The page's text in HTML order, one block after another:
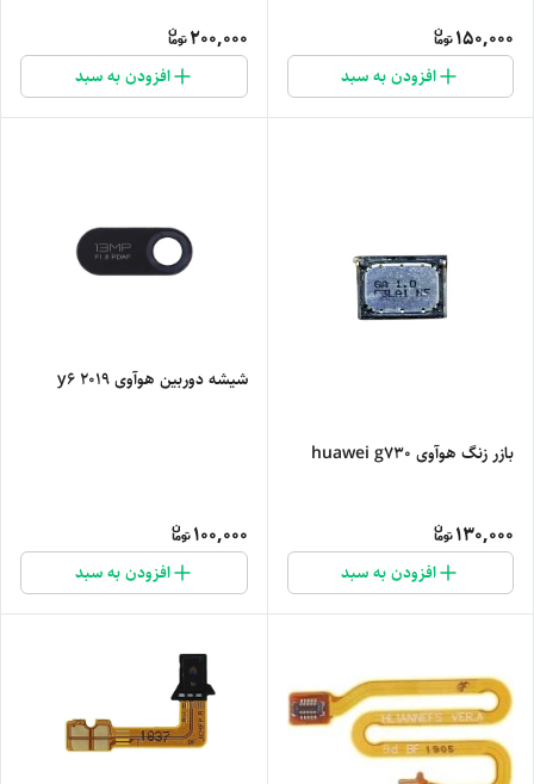
150,000
افزودن به سبد
200,000
افزودن به سبد
بازر زنگ هوآوی huawei g730
130,000
افزودن به سبد
شیشه دوربین هوآوی y6 2019
100,000
افزودن به سبد